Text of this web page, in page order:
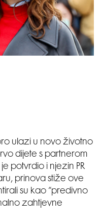
ulazi u novo životno
dijete s partnerom
je potvrdio i njezin PR
prinova stiže ove
su kao “predivno
zahtjevne